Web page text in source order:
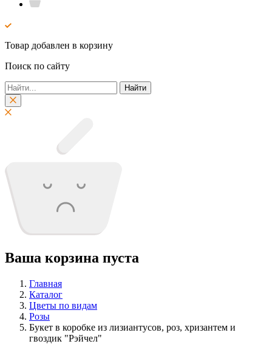
Товар добавлен в корзину
Поиск по сайту
Найти
Ваша корзина пуста
Главная
Каталог
Цветы по видам
Розы
Букет в коробке из лизиантусов, роз, хризантем и
гвоздик "Рэйчел"